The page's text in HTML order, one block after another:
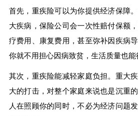
首先，重疾险可以为你提供经济保障
大疾病，保险公司会一次性赔付保额
疗费用、康复费用，甚至弥补因疾病
你就不用担心因病致贫，生活质量也能
其次，重疾险能减轻家庭负担。重大
大的打击，对整个家庭来说也是沉重
人在照顾你的同时，不必为经济问题